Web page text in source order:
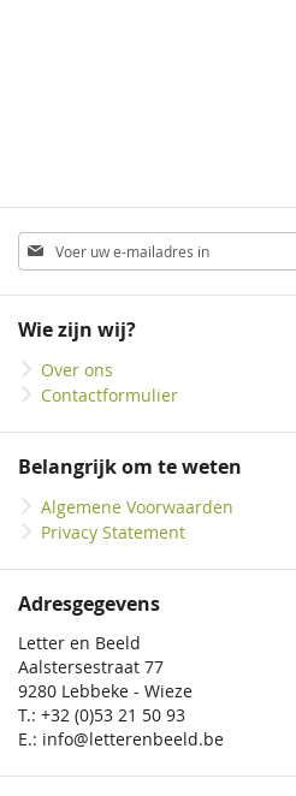
Abonneer
u
op
nieuwsbrief
Wie zijn wij?
Over ons
Contactformulier
Belangrijk om te weten
Algemene Voorwaarden
Privacy Statement
Adresgegevens
Letter en Beeld
Aalstersestraat 77
9280 Lebbeke - Wieze
T.: +32 (0)53 21 50 93
E.: info@letterenbeeld.be